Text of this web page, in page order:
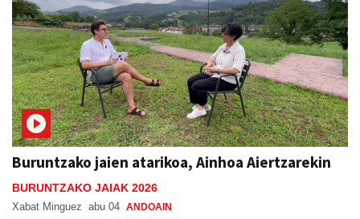
Buruntzako jaien atarikoa, Ainhoa Aiertzarekin
BURUNTZAKO JAIAK 2026
Xabat Minguez abu 04 ANDOAIN